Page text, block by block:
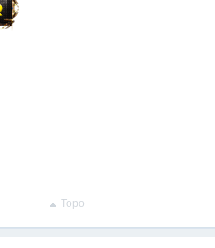
Topo